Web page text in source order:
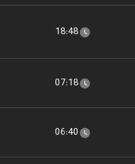
18:48
07:18
06:40